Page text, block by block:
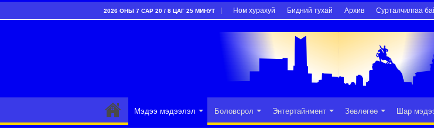
2026 ОНЫ 7 САР 20 / 8 ЦАГ 25 МИНУТ Ном хурахуй Бидний тухай Архив Сурталчилгаа
Мэдээ мэдээлэл Боловсрол Энтертайнмент Зөвлөгөө Шар